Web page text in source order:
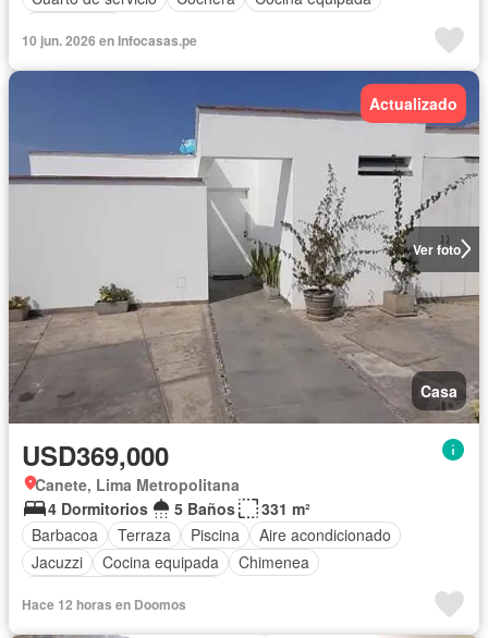
10 jun. 2026 en Infocasas.pe
Ver foto
Actualizado
Casa
USD369,000
Canete, Lima Metropolitana
4 Dormitorios
5 Baños
331 m²
Barbacoa
Terraza Piscina
Aire acondicionado
Jacuzzi
Cocina equipada
Chimenea
Hace 12 horas en Doomos